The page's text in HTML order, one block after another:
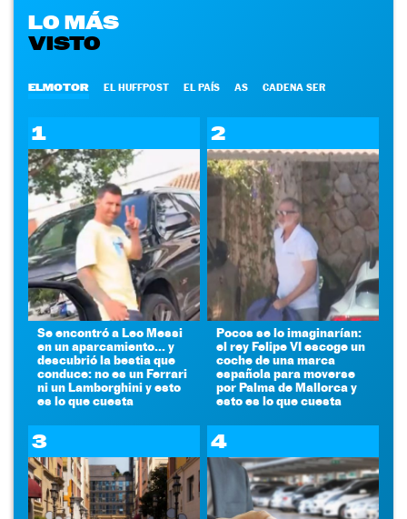
LO MÁS
VISTO
ELMOTOR EL HUFFPOST EL PAÍS AS CADENA SER
1
Se encontró a Leo Messi
en un aparcamiento... y
descubrió la bestia que
conduce: no es un Ferrari
ni un Lamborghini y esto
es lo que cuesta
2
Pocos se lo imaginarían:
el rey Felipe VI escoge un
coche de una marca
española para moverse
por Palma de Mallorca y
esto es lo que cuesta
3 4